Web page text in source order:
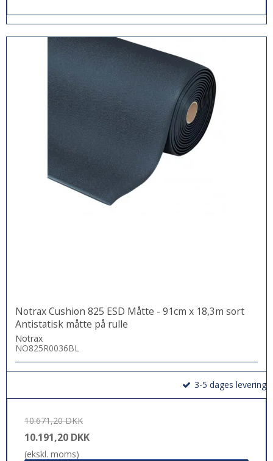
Notrax Cushion 825 ESD Måtte - 91cm x 18,3m sort
Antistatisk måtte på rulle
Notrax
NO825R0036BL
3-5 dages levering
10.671,20 DKK
10.191,20 DKK
(ekskl. moms)